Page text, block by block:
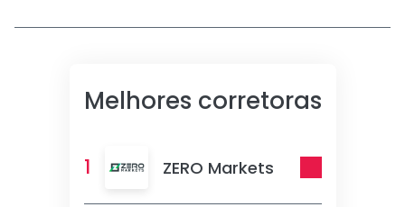
Melhores corretoras
1 ZERO Markets